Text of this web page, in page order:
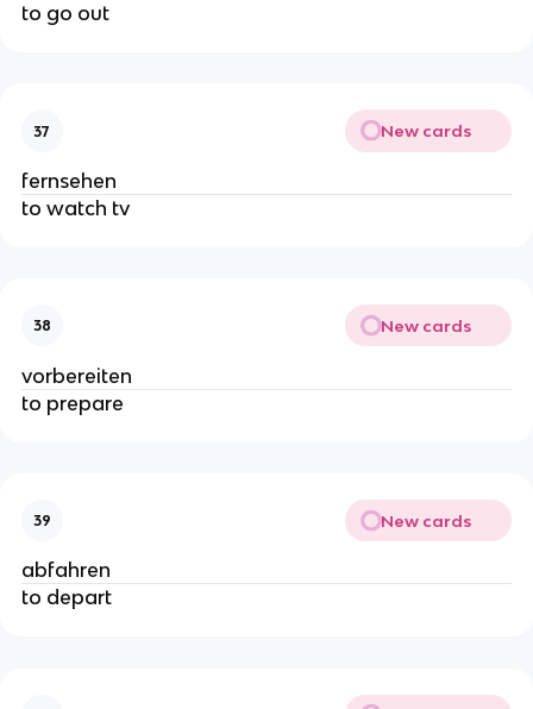
to go out
37 New cards
fernsehen
to watch tv
38 New cards
vorbereiten
to prepare
39 New cards
abfahren
to depart